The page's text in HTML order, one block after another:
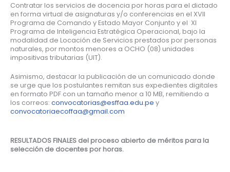
Contratar los servicios de docencia por horas para el dictado
en forma virtual de asignaturas y/o conferencias en el XVII
Programa de Comando y Estado Mayor Conjunto y el XI
Programa de Inteligencia Estratégica Operacional, bajo la
modalidad de Locación de Servicios prestados por personas
naturales, por montos menores a OCHO (08) unidades
impositivas tributarias (UIT).
Asimismo, destacar la publicación de un comunicado donde
se urge que los postulantes remitan sus expedientes digitales
en formato PDF con un tamaño menor a 10 MB, remitiendo a
los correos: convocatorias@esffaa.edu.pe y
convocatoriaecoffaa@gmail.com
RESULTADOS FINALES del proceso abierto de méritos para la
selección de docentes por horas.